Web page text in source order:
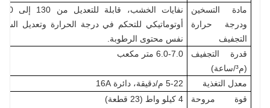
مادة التسخين
ودرجة حرارة
التجفيف
أوتوماتيكي للتحكم في درجة الحرارة وتعديل
نفس محتوى الرطوبة.
قدرة التجفيف
(م³/ساعة)
6.0-7.0 متر مكعب
معدل التغذية
5-22 م/دقيقة، دائرة 16A
قوة مروحة
4 كيلو واط (23 قطعة)